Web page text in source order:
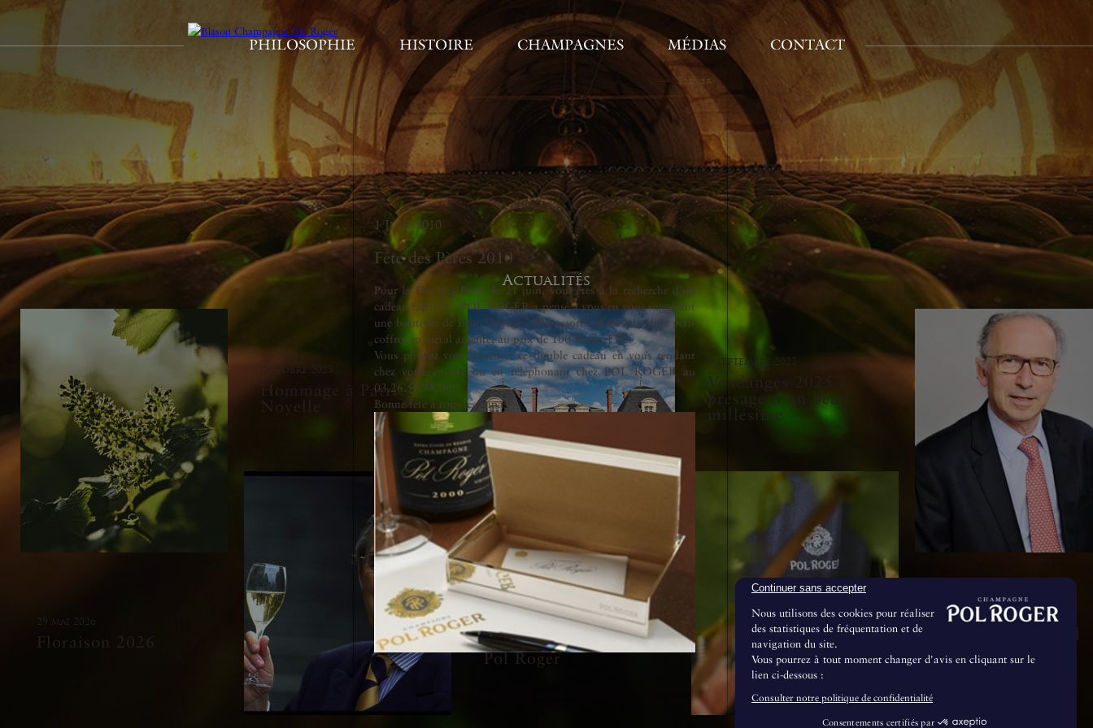
PHILOSOPHIE HISTOIRE CHAMPAGNES MÉDIAS CONTACT
Actualités
29 mai 2026
Floraison 2026
octobre 2025
Hommage à Patrice
Noyelle
9 septembre 2025
Voir la vidéo des
vendanges 2025 chez
Pol Roger
9 septembre 2025
Vendanges 2025 :
présage d'un beau
millésime
8 Juillet 2024
Le Conseil de
renforce
1 Juin 2010
Fête des Pères 2010
Pour la Fête des Pères, le 21 juin, vous êtes à la recherche d'un
cadeau raffiné ... POL ROGER a pensé à vous en vous suggérant
une bouteille de Brut Vintage 2000 assortie d'un splendide petit
coffret en métal argenté, au prix de 100 Euros TTC.
Vous pouvez vous procurer ce double cadeau en vous rendant
chez votre caviste ou en téléphonant chez POL ROGER au
03.26.59.58.00.
Bonne fête à tous les papas !
Fermer
Continuer sans accepter
Nous utilisons des cookies pour réaliser
des statistiques de fréquentation et de
navigation du site.
Vous pourrez à tout moment changer d'avis en cliquant sur le
lien ci-dessous :
Consulter notre politique de confidentialité
Consentements certifiés par